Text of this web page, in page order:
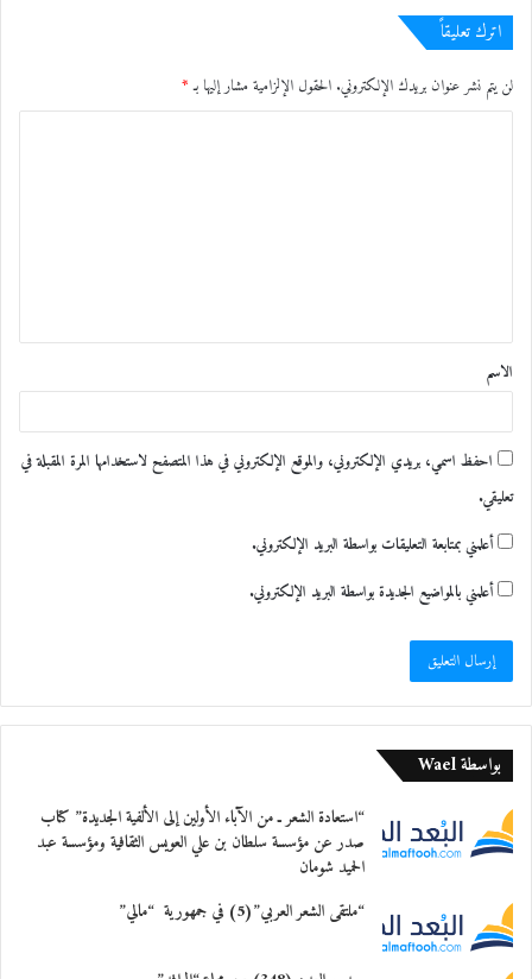
اترك تعليقاً
لن يتم نشر عنوان بريدك الإلكتروني. الحقول الإلزامية مشار إليها بـ*
ق
*
الاسم
احفظ اسمي، بريدي الإلكتروني، والموقع الإلكتروني في هذا المتصفح لاستخدامها المرة المقبلة في
تعليقي.
أعلمني بمتابعة التعليقات بواسطة البريد الإلكتروني.
أعلمني بالمواضيع الجديدة بواسطة البريد الإلكتروني.
بواسطة Wael
“استعادة الشعر ـ من الآباء الأولين إلى الألفية الجديدة” كتاب
صدر عن مؤسسة سلطان بن علي العويس الثقافية ومؤسسة عبد
الحميد شومان
“ملتقى الشعر العربي”(5) في جمهورية “مالي”